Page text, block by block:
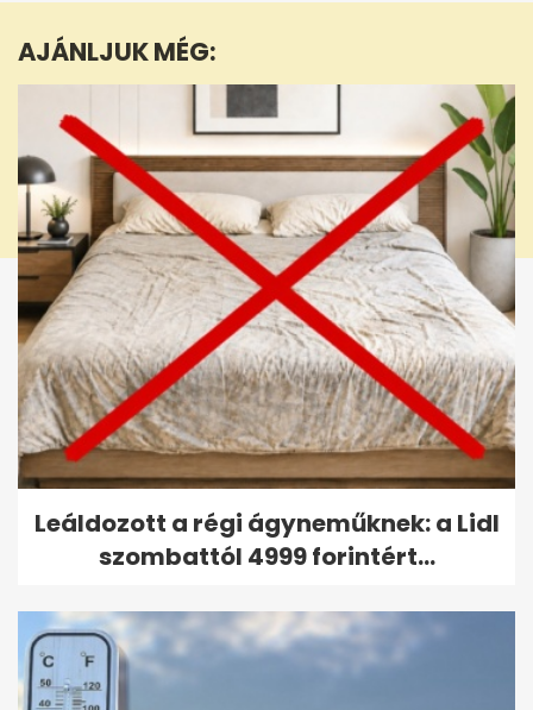
1
12
seconds
AJÁNLJUK MÉG:
Leáldozott a régi ágyneműknek: a Lidl
szombattól 4999 forintért...